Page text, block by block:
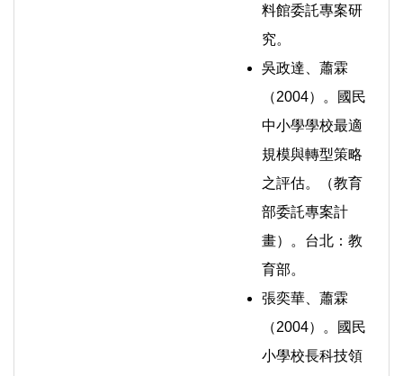
料館委託專案研
究。
吳政達、蕭霖
（2004）。國民
中小學學校最適
規模與轉型策略
之評估。（教育
部委託專案計
畫）。台北：教
育部。
張奕華、蕭霖
（2004）。國民
小學校長科技領